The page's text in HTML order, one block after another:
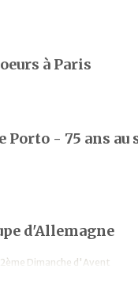
à Paris
Porto - 75 ans au
d'Allemagne
Dimanche d'Avent